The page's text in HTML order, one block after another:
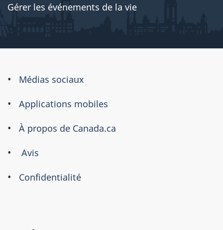
Gérer les événements de la vie
À
propos
ce
site
Médias sociaux
Applications mobiles
À propos de Canada.ca
Avis
Confidentialité